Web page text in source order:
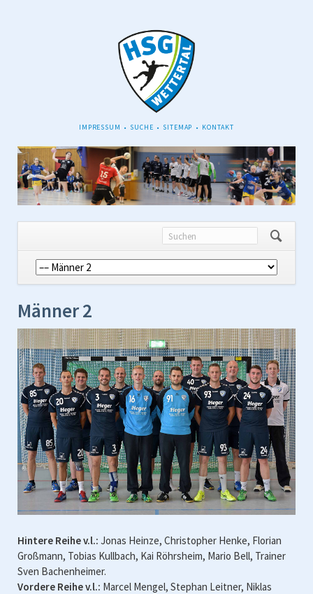
NAVIGATION
IMPRESSUM SUCHE SITEMAP KONTAKT
Navigation
überspringen
Männer 2
Hintere Reihe v.l.: Jonas Heinze, Christopher Henke, Florian
Großmann, Tobias Kullbach, Kai Röhrsheim, Mario Bell, Trainer
Sven Bachenheimer.
Vordere Reihe v.l.: Marcel Mengel, Stephan Leitner, Niklas